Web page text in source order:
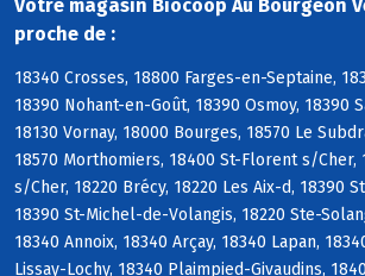
Votre magasin Biocoop Au Bourgeon
proche de :
18340 Crosses, 18800 Farges-en-Septaine,
18390 Nohant-en-Goût, 18390 Osmoy, 18390
18130 Vornay, 18000 Bourges, 18570 Le
18570 Morthomiers, 18400 St-Florent s/Cher,
s/Cher, 18220 Brécy, 18220 Les Aix-d, 18390
18390 St-Michel-de-Volangis, 18220 Ste-
18340 Annoix, 18340 Arçay, 18340 Lapan,
Lissay-Lochy, 18340 Plaimpied-Givaudins,